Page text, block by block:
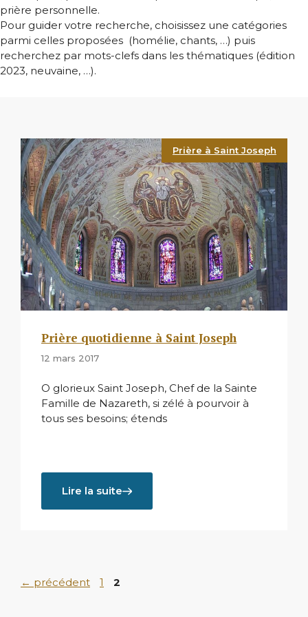
prière personnelle.
Pour guider votre recherche, choisissez une catégories
parmi celles proposées (homélie, chants, …) puis
recherchez par mots-clefs dans les thématiques (édition
2023, neuvaine, …).
Prière à Saint Joseph
Prière quotidienne à Saint Joseph
12 mars 2017
O glorieux Saint Joseph, Chef de la Sainte
Famille de Nazareth, si zélé à pourvoir à
tous ses besoins; étends
Lire la suite
← précédent Page
1 Page
2